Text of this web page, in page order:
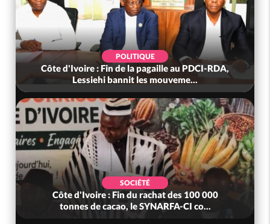
POLITIQUE
Côte d'Ivoire : Fin de la pagaille au PDCI-RDA,
Lessiehi bannit les mouveme...
SOCIÉTÉ
Côte d'Ivoire : Fin du rachat des 100 000
tonnes de cacao, le SYNARFA-CI co...